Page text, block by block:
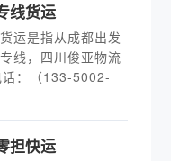
线货运
运是指从成都出发
线，四川俊亚物流
话：（133-5002-
担快运